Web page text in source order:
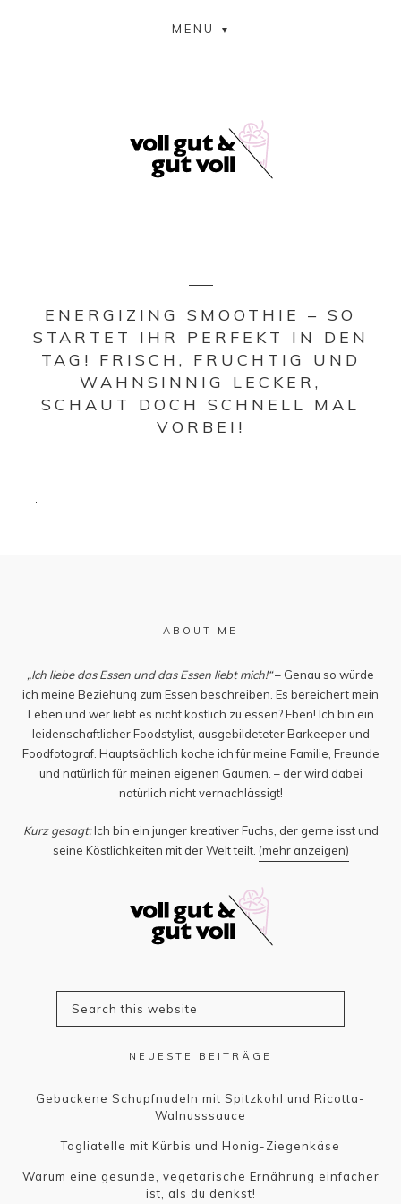
MENU
ENERGIZING SMOOTHIE – SO
STARTET IHR PERFEKT IN DEN
TAG! FRISCH, FRUCHTIG UND
WAHNSINNIG LECKER,
SCHAUT DOCH SCHNELL MAL
VORBEI!
ABOUT ME
„Ich liebe das Essen und das Essen liebt mich!“– Genau so würde
ich meine Beziehung zum Essen beschreiben. Es bereichert mein
Leben und wer liebt es nicht köstlich zu essen? Eben! Ich bin ein
leidenschaftlicher Foodstylist, ausgebildeteter Barkeeper und
Foodfotograf. Hauptsächlich koche ich für meine Familie, Freunde
und natürlich für meinen eigenen Gaumen. – der wird dabei
natürlich nicht vernachlässigt!
Kurz gesagt:Ich bin ein junger kreativer Fuchs, der gerne isst und
seine Köstlichkeiten mit der Welt teilt. (mehr anzeigen)
NEUESTE BEITRÄGE
Gebackene Schupfnudeln mit Spitzkohl und Ricotta-
Walnusssauce
Tagliatelle mit Kürbis und Honig-Ziegenkäse
Warum eine gesunde, vegetarische Ernährung einfacher
ist, als du denkst!